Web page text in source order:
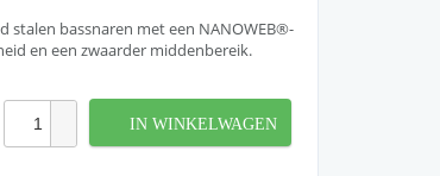
stalen bassnaren met een NANOWEB®-
en een zwaarder middenbereik.
IN WINKELWAGEN